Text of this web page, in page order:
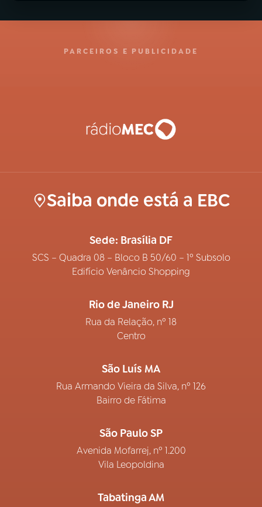
PARCEIROS E PUBLICIDADE
Saiba onde está a EBC
Sede: Brasília DF
SCS – Quadra 08 – Bloco B 50/60 – 1º Subsolo
Edifício Venâncio Shopping
Rio de Janeiro RJ
Rua da Relação, nº 18
Centro
São Luís MA
Rua Armando Vieira da Silva, nº 126
Bairro de Fátima
São Paulo SP
Avenida Mofarrej, nº 1.200
Vila Leopoldina
Tabatinga AM